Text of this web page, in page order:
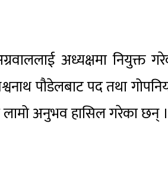
अध्यक्षमा नियुक्त
पौडेलबाट पद तथा
लामो अनुभव हासिल गरेका छन् ।